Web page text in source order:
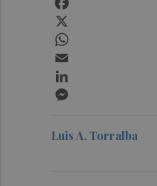
Luis A. Torralba